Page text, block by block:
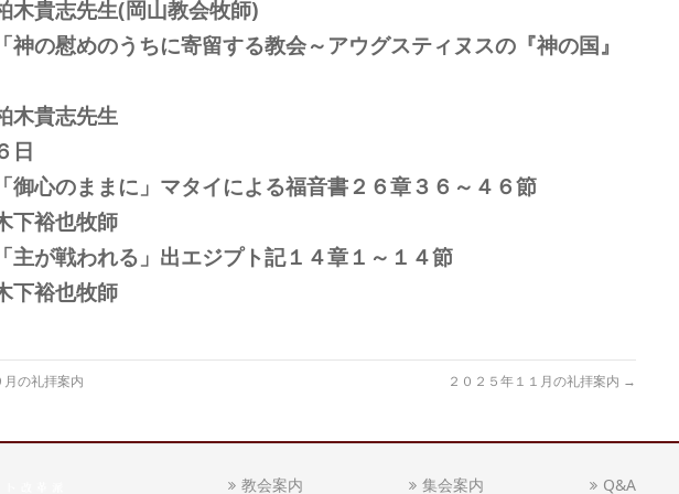
貴志先生(岡山教会牧師)
慰めのうちに寄留する教会～アウグスティヌスの『神の国』
貴志先生
日
のままに」マタイによる福音書２６章３６～４６節
裕也牧師
戦われる」出エジプト記１４章１～１４節
裕也牧師
月の礼拝案内 ２０２５年１１月の礼拝案内 →
教会案内 集会案内 Q&A